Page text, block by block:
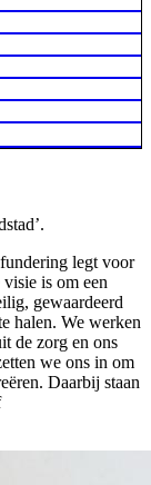
legt voor
is om een
gewaardeerd
halen. We werken
de zorg en ons
we ons in om
Daarbij staan